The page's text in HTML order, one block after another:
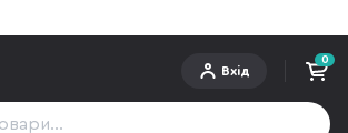
Вхід
0